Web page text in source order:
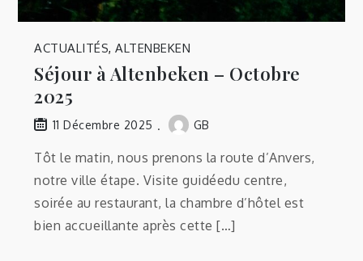
ACTUALITÉS,ALTENBEKEN
Séjour à Altenbeken – Octobre
2025
11 Décembre 2025 GB
Tôt le matin, nous prenons la route d’Anvers,
notre ville étape. Visite guidéedu centre,
soirée au restaurant, la chambre d’hôtel est
bien accueillante après cette […]